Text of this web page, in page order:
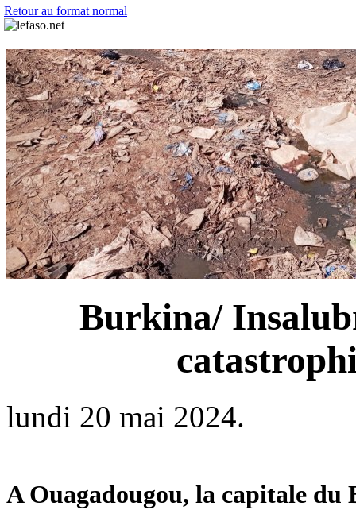
Retour au format normal
Burkina/
lundi 20 mai 2024.
A Ouagadougou, la capitale du